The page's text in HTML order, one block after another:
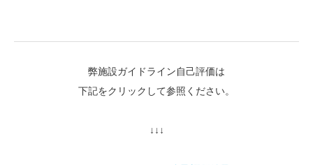
弊施設ガイドライン自己評価は
下記をクリックして参照ください。
↓↓↓